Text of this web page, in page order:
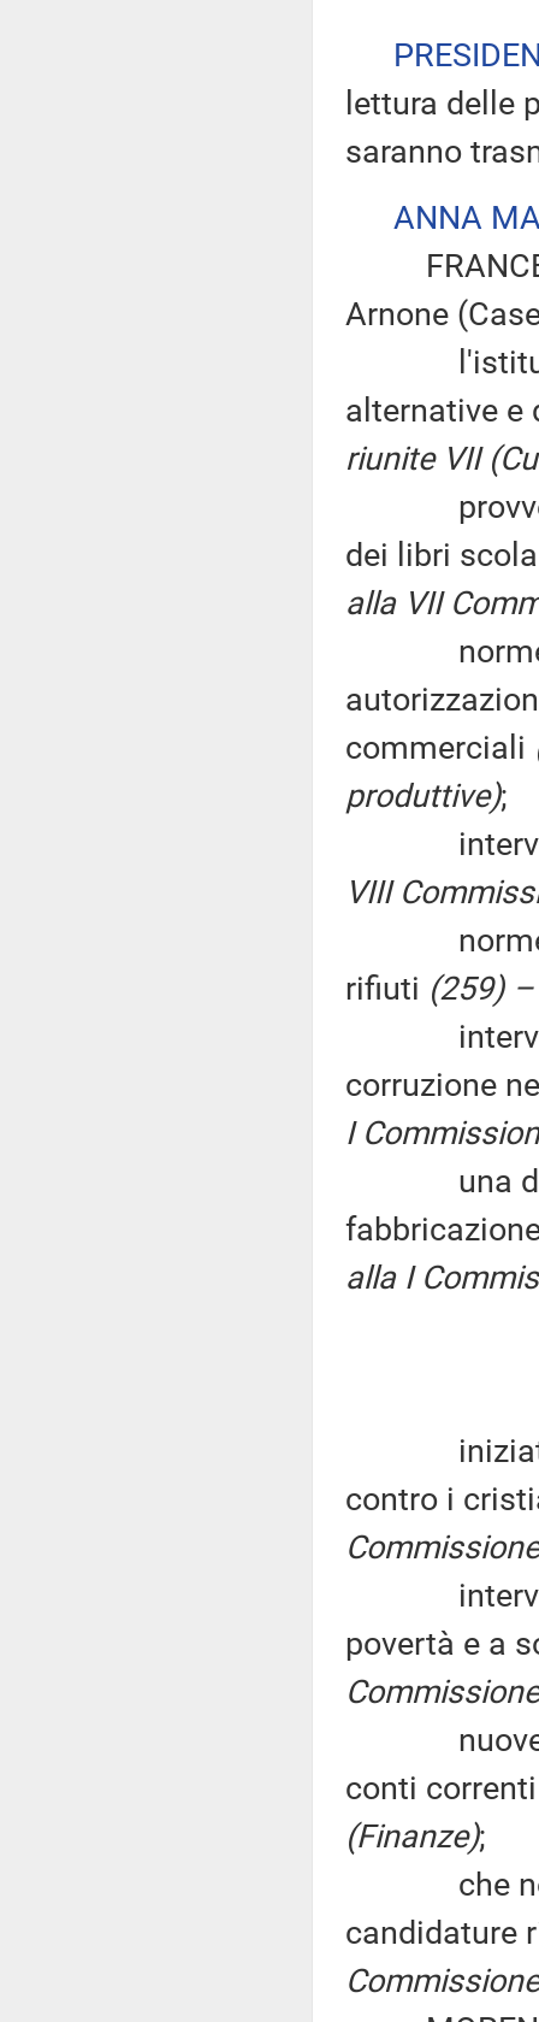
lettura delle
saranno
ANNA
Arnone
alternative
riunite VII
dei libri
alla VII
norme
commerciali
produttive);
interventi
VIII
norme in
rifiuti (259)
interventi
corruzione
I
una
alla I
iniziative
contro i
interventi
povertà e a
nuove
conti
(Finanze);
che non
candidature